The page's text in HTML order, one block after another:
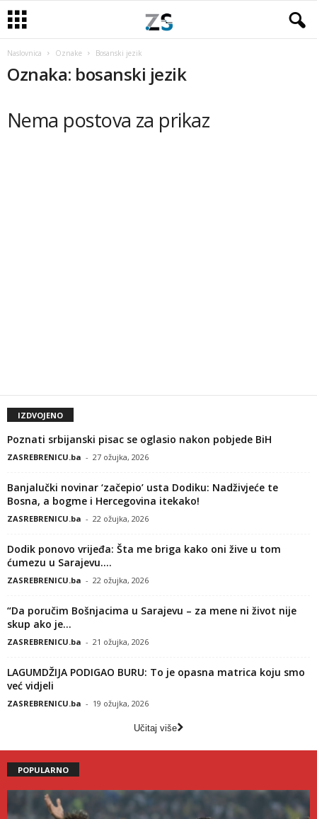
Naslovnica Oznake Bosanski jezik
Oznaka: bosanski jezik
Nema postova za prikaz
IZDVOJENO
Poznati srbijanski pisac se oglasio nakon pobjede BiH
ZASREBRENICU.ba - 27 ožujka, 2026
Banjalučki novinar ‘začepio’ usta Dodiku: Nadživjeće te
Bosna, a bogme i Hercegovina itekako!
ZASREBRENICU.ba - 22 ožujka, 2026
Dodik ponovo vrijeđa: Šta me briga kako oni žive u tom
ćumezu u Sarajevu....
ZASREBRENICU.ba - 22 ožujka, 2026
“Da poručim Bošnjacima u Sarajevu – za mene ni život nije
skup ako je...
ZASREBRENICU.ba - 21 ožujka, 2026
LAGUMDŽIJA PODIGAO BURU: To je opasna matrica koju smo
već vidjeli
ZASREBRENICU.ba - 19 ožujka, 2026
Učitaj više
POPULARNO